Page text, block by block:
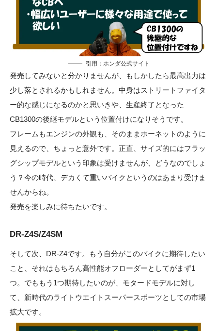
引用： ホンダ公式サイト
発売してみないと分かりませんが、もしかしたら最高出力は
少し落とされるかもしれません。中身はストリートファイタ
ー的な感じになるのかと思いきや、生産終了となった
CB1300の後継モデルという位置付けになりそうです。
フレームもエンジンの外観も、そのままホーネットのように
見えるので、ちょっと意外です。正直、サイズ的にはフラッ
グシップモデルという印象は受けませんが、どうなのでしょ
う？今の時代、デカくて重いバイクというのはあまり受けま
せんからね。
発売を楽しみに待ちたいです。
DR-Z4S/Z4SM
そして次、DR-Z4です。もう自分がこのバイクに期待したい
こと、それはもちろん高性能オフローダーとしてがまず1
つ。でももう1つ期待したいのが、モタードモデルに対し
て、新時代のライトウエイトスーパースポーツとしての市場
拡大です。